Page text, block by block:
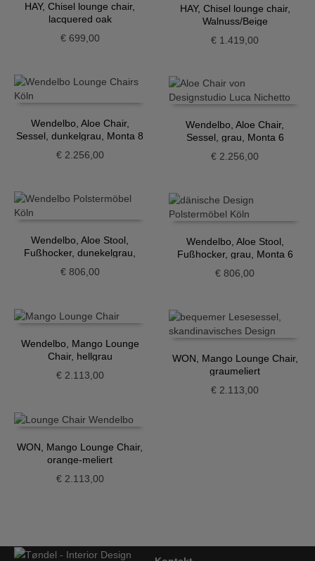
HAY, Chisel lounge chair,
lacquered oak
€699,00
HAY, Chisel lounge chair,
Walnuss/Beige
€ 1.419,00
Wendelbo, Aloe Chair,
Sessel, dunkelgrau, Monta 8
€2.256,00
Wendelbo, Aloe Chair,
Sessel, grau, Monta 6
€ 2.256,00
Wendelbo, Aloe Stool,
Fußhocker, dunekelgrau,
€806,00
Wendelbo, Aloe Stool,
Fußhocker, grau, Monta 6
€ 806,00
Wendelbo, Mango Lounge
Chair, hellgrau
€2.113,00
WON, Mango Lounge Chair,
graumeliert
€ 2.113,00
WON, Mango Lounge Chair,
orange-meliert
€2.113,00